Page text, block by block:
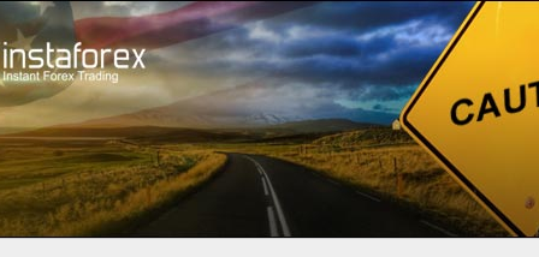
Giới thiệu về InstaForex